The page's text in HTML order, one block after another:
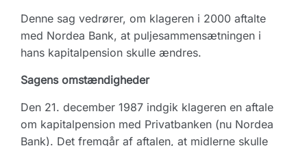
Denne sag vedrører, om klageren i 2000 aftalte
med Nordea Bank, at puljesammensætningen i
hans kapitalpension skulle ændres.
Sagens omstændigheder
Den 21. december 1987 indgik klageren en aftale
om kapitalpension med Privatbanken (nu Nordea
Bank). Det fremgår af aftalen, at midlerne skulle